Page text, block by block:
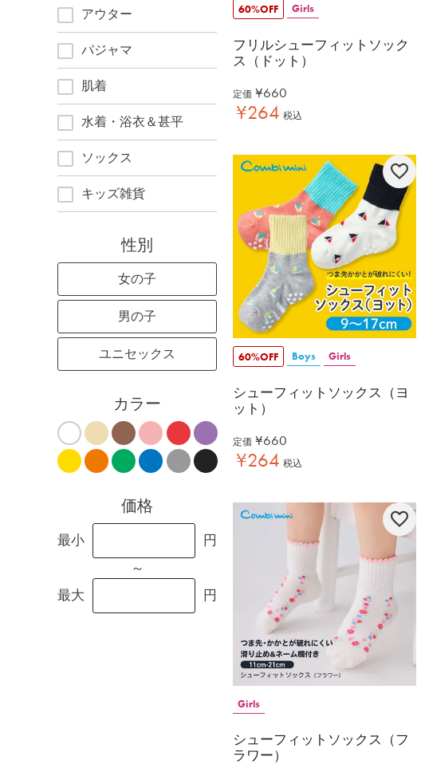
アウター
パジャマ
肌着
水着・浴衣＆甚平
ソックス
キッズ雑貨
性別
女の子
男の子
ユニセックス
カラー
価格
最小
円
～
最大
円
60%OFF Girls
フリルシューフィットソック
ス（ドット）
定価 ¥660
¥264 税込
60%OFF Boys Girls
シューフィットソックス（ヨ
ット）
定価 ¥660
¥264 税込
Girls
シューフィットソックス（フ
ラワー）